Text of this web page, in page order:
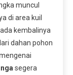
muncul
di area kuil
kembalinya
dahan pohon
segera